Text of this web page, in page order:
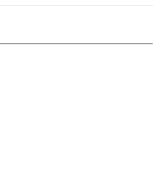
меню